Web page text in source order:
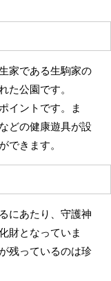
家である生駒家の
た公園です。
イントです。ま
どの健康遊具が設
できます。
にあたり、守護神
財となっていま
残っているのは珍